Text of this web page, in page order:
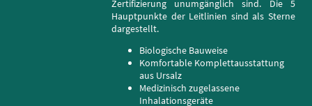
Zertifizierung unumgänglich sind. Die 5
Hauptpunkte der Leitlinien sind als Sterne
dargestellt.
Biologische Bauweise
Komfortable Komplettausstattung
aus Ursalz
Medizinisch zugelassene
Inhalationsgeräte